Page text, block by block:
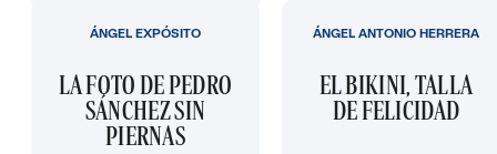
LA FOTO DE PEDRO
SÁNCHEZ SIN
PIERNAS
ÁNGEL EXPÓSITO
EL BIKINI, TALLA
DE FELICIDAD
ÁNGEL ANTONIO HERRERA